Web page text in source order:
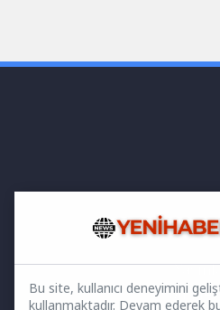
bilgiler
Bu site, kullanıcı deneyimini
kullanmaktadır. Devam ederek